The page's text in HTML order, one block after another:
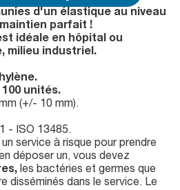
d'un élastique au niveau
parfait !
idéale en hôpital ou
milieu industriel.
100 unités.
(+/- 10 mm).
- ISO 13485.
service à risque pour prendre
déposer un, vous devez
les bactéries et germes que
disséminés dans le service. Le